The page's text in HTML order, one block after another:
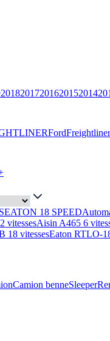
20182017201620152014
FordFreightliner
EATON 18 SPEED
vitessesAisin A465 6
18 vitessesEaton RTLO-
Camion benneSleeper